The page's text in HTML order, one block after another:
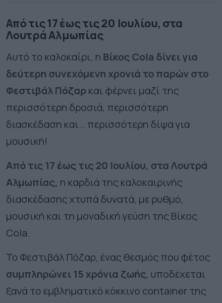
Από τις 17 έως τις 20 Ιουλίου, στα
Λουτρά Αλμωπίας
Αυτό το καλοκαίρι, η Βίκος Cola δίνει για
δεύτερη συνεχόμενη χρονιά το παρών στο
Φεστιβάλ Πόζαρκαι φέρνει μαζί της
περισσότερη δροσιά, περισσότερη
διασκέδαση και… περισσότερη δίψα για
μουσική!
Από τις 17 έως τις 20 Ιουλίου, στα Λουτρά
Αλμωπίας, η καρδιά της καλοκαιρινής
διασκέδασης χτυπά δυνατά, με ρυθμό,
μουσική και τη μοναδική γεύση της Βίκος
Cola.
Το Φεστιβάλ Πόζαρ, ένας θεσμός που φέτος
συμπληρώνει 15 χρόνια ζωής, υποδέχεται
ξανά το εμβληματικό κόκκινο container της